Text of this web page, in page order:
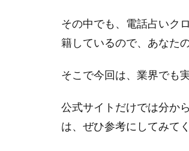
その中でも、電話占いク
籍しているので、あなた
そこで今回は、業界でも
公式サイトだけでは分か
は、ぜひ参考にしてみて